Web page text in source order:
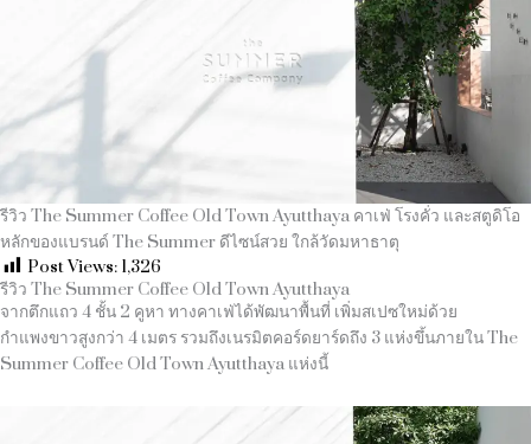
รีวิว The Summer Coffee Old Town Ayutthaya คาเฟ่ โรงคั่ว และสตูดิโอ
หลักของแบรนด์ The Summer ดีไซน์สวย ใกล้วัดมหาธาตุ
Post Views: 1,326
รีวิว The Summer Coffee Old Town Ayutthaya
จากตึกแถว 4 ชั้น 2 คูหา ทางคาเฟ่ได้พัฒนาพื้นที่ เพิ่มสเปซใหม่ด้วย
กำแพงขาวสูงกว่า 4 เมตร รวมถึงเนรมิตคอร์ดยาร์ดถึง 3 แห่งขึ้นภายใน The
Summer Coffee Old Town Ayutthaya แห่งนี้